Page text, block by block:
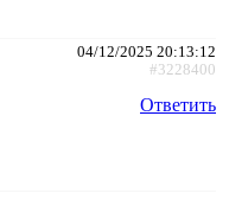
04/12/2025 20:13:12
#3228400
Ответить